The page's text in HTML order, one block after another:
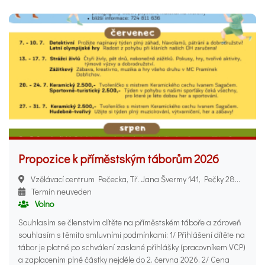
Propozice k příměstským táborům 2026
Vzělávací centrum Pečecka, Tř. Jana Švermy 141, Pečky 289 11
Termín neuveden
Volno
Souhlasím se členstvím dítěte na příměstském táboře a zároveň
souhlasím s těmito smluvními podmínkami: 1/ Přihlášení dítěte na
tábor je platné po schválení zaslané přihlášky (pracovníkem VCP)
a zaplacením plné částky nejdéle do 2. června 2026. 2/ Cena